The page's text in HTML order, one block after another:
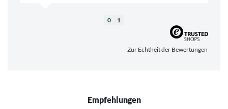
0 1
Zur Echtheit der Bewertungen
Empfehlungen